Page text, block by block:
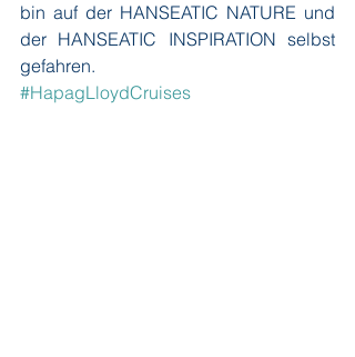
bin auf der HANSEATIC NATURE und
der HANSEATIC INSPIRATION selbst
gefahren.
#HapagLloydCruises